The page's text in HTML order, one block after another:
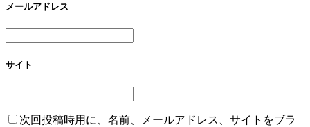
メールアドレス
サイト
次回投稿時用に、名前、メールアドレス、サイトをブラ